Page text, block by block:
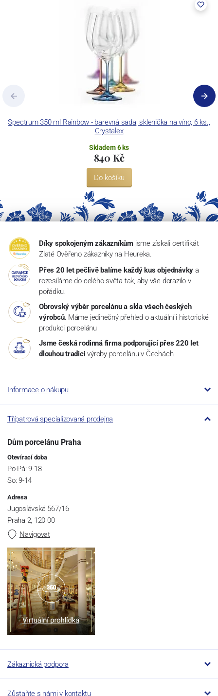
Spectrum 350 ml Rainbow - barevná sada, sklenička na víno, 6 ks.,
Crystalex
Skladem 6 ks
840 Kč
Do košíku
Díky spokojeným zákazníkům jsme získali certifikát
Zlaté Ověřeno zákazníky na Heureka.
Přes 20 let pečlivě balíme každý kus objednávky a
rozesíláme do celého světa tak, aby vše dorazilo v
pořádku.
Obrovský výběr porcelánu a skla všech českých
výrobců. Máme jedinečný přehled o aktuální i historické
produkci porcelánu
Jsme česká rodinná firma podporující přes 220 let
dlouhou tradici výroby porcelánu v Čechách.
Informace o nákupu
Třípatrová specializovaná prodejna
Dům porcelánu Praha
Otevírací doba
Po-Pá: 9-18
So: 9-14
Adresa
Jugoslávská 567/16
Praha 2, 120 00
Navigovat
Zákaznická podpora
Zůstaňte s námi v kontaktu